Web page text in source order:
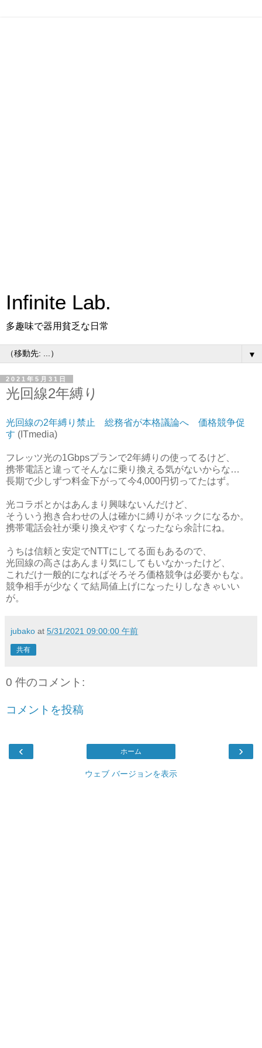
Infinite Lab.
多趣味で器用貧乏な日常
▼
2021年5月31日
光回線2年縛り
光回線の2年縛り禁止 総務省が本格議論へ 価格競争促
す (ITmedia)
フレッツ光の1Gbpsプランで2年縛りの使ってるけど、
携帯電話と違ってそんなに乗り換える気がないからな…
長期で少しずつ料金下がって今4,000円切ってたはず。
光コラボとかはあんまり興味ないんだけど、
そういう抱き合わせの人は確かに縛りがネックになるか。
携帯電話会社が乗り換えやすくなったなら余計にね。
うちは信頼と安定でNTTにしてる面もあるので、
光回線の高さはあんまり気にしてもいなかったけど、
これだけ一般的になればそろそろ価格競争は必要かもな。
競争相手が少なくて結局値上げになったりしなきゃいい
が。
jubako at 5/31/2021 09:00:00 午前
共有
0 件のコメント:
コメントを投稿
‹ ›
ホーム
ウェブ バージョンを表示